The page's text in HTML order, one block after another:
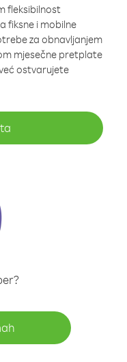
fleksibilnost
fiksne i mobilne
za obnavljanjem
mjesečne pretplate
ostvarujete